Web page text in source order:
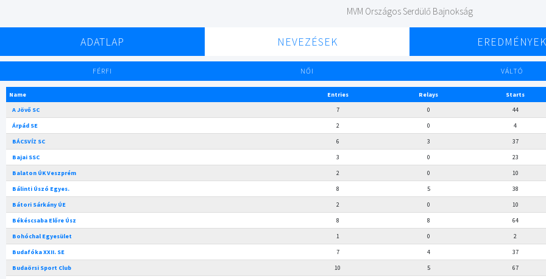
MVM Országos Serdülő Bajnokság
ADATLAP NEVEZÉSEK EREDMÉNYEK
FÉRFI NŐI VÁLTÓ
Name Entries Relays Starts
A Jövő SC
7 0 44
Árpád SE
2 0 4
BÁCSVÍZ SC
6 3 37
Bajai SSC
3 0 23
Balaton ÚK Veszprém
2 0 10
Bálinti Úszó Egyes.
8 5 38
Bátori Sárkány ÚE
2 0 10
Békéscsaba Előre Úsz
8 8 64
Bohóchal Egyesület
1 0
2
Budafóka XXII. SE
7 4 37
Budaörsi Sport Club
10 5 67